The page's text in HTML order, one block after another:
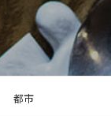
都市